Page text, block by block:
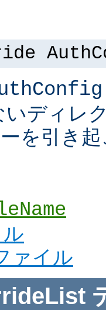
いディレ
を引き
ァイル